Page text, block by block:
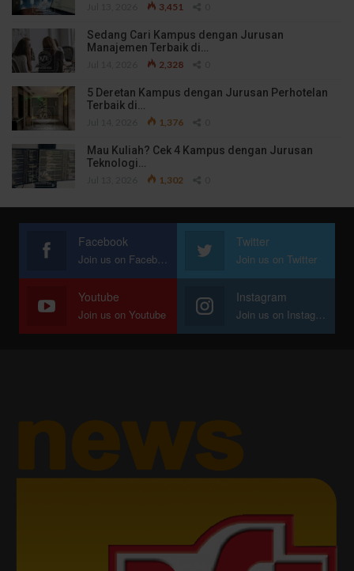
3,451
Sedang Cari Kampus dengan Jurusan
Manajemen Terbaik di…
2,328
5 Deretan Kampus dengan Jurusan Perhotelan
Terbaik di…
1,376
Mau Kuliah? Cek 4 Kampus dengan Jurusan
Teknologi…
1,302
Facebook
Join us on Facebook
Twitter
Join us on Twitter
Youtube
Join us on Youtube
Instagram
Join us on Instagram